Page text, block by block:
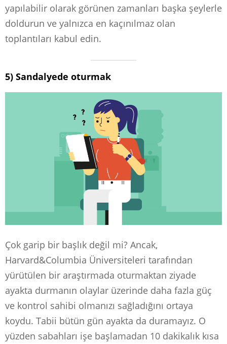
yapılabilir olarak görünen zamanları başka şeylerle
doldurun ve yalnızca en kaçınılmaz olan
toplantıları kabul edin.
5) Sandalyede oturmak
Çok garip bir başlık değil mi? Ancak,
Harvard&Columbia Üniversiteleri tarafından
yürütülen bir araştırmada oturmaktan ziyade
ayakta durmanın olaylar üzerinde daha fazla güç
ve kontrol sahibi olmanızı sağladığını ortaya
koydu. Tabii bütün gün ayakta da duramayız. O
yüzden sabahları işe başlamadan 10 dakikalık kısa